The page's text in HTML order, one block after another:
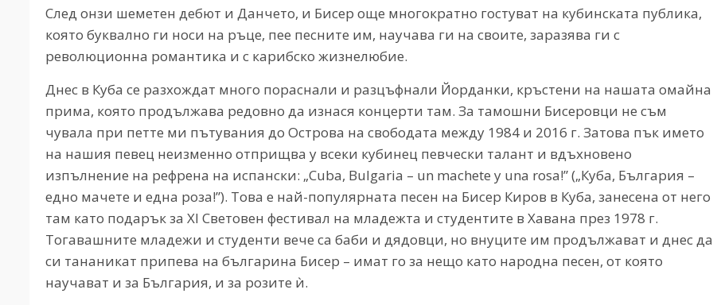
След онзи шеметен дебют и Данчето, и Бисер още многократно гостуват на кубинската публика,
която буквално ги носи на ръце, пее песните им, научава ги на своите, заразява ги с
революционна романтика и с карибско жизнелюбие.
Днес в Куба се разхождат много пораснали и разцъфнали Йорданки, кръстени на нашата омайна
прима, която продължава редовно да изнася концерти там. За тамошни Бисеровци не съм
чувала при петте ми пътувания до Острова на свободата между 1984 и 2016 г. Затова пък името
на нашия певец неизменно отприщва у всеки кубинец певчески талант и вдъхновено
изпълнение на рефрена на испански: „Cuba, Bulgaria – un machete y una rosa!” („Куба, България –
едно мачете и една роза!”). Това е най-популярната песен на Бисер Киров в Куба, занесена от него
там като подарък за XI Световен фестивал на младежта и студентите в Хавана през 1978 г.
Тогавашните младежи и студенти вече са баби и дядовци, но внуците им продължават и днес да
си тананикат припева на българина Бисер – имат го за нещо като народна песен, от която
научават и за България, и за розите ѝ.